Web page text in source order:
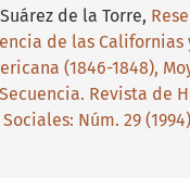
de la Torre,
de las Californias
(1846-1848),
Secuencia. Revista de
Núm. 29